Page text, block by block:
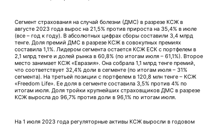
Сегмент страхования на случай болезни (ДМС) в разрезе КСЖ в
августе 2023 года вырос на 21,5% против прироста на 35,4% в июле
(все – год к году). В абсолютных цифрах сборы составили 3,4 млрд
тенге. Доля премий ДМС в разрезе КСЖ в совокупных премиях
составила 1,1%. Лидером сегмента остается КСЖ ЕСК с портфелем в
2,1 млрд тенге и долей рынка в 60,8% (по итогам июля – 61,1%). Второе
место занимает КСЖ «Евразия». Она собрала 1,1 млрд тенге премий,
что соответствует 32,4% доли в сегменте (по итогам июля – 31%
сегмента). На третьей позиции с портфелем в 120,8 млн тенге – КСЖ
«Freedom Life». Ее доля в сегменте составила 3,5% против 4% по
итогам июля. Доля тройки крупнейших страховщиков ДМС в разрезе
КСЖ выросла до 96,7% против доли в 96,1% по итогам июля.
На 1 июля 2023 года регуляторные активы КСЖ выросли в годовом